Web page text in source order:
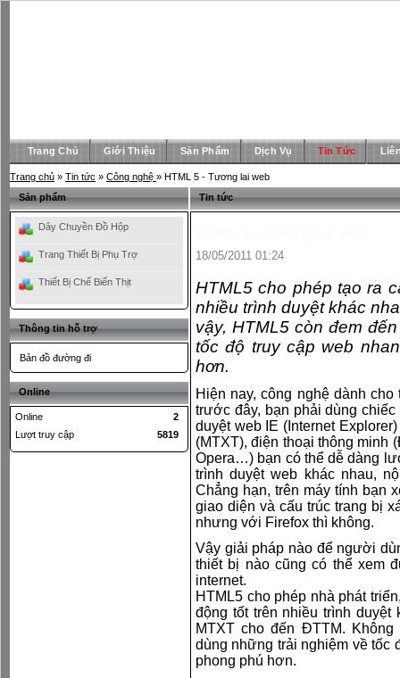
Trang Chủ Giới Thiệu Sản Phẩm Dịch Vụ Tin Tức
Trang chủ » Tin tức » Công nghệ » HTML 5 - Tương lai web
Tin tức
18/05/2011 01:24
HTML5 cho phép tạo ra
nhiều trình duyệt khác
vậy, HTML5 còn đem
tốc độ truy cập web
hơn.
Hiện nay, công nghệ dành
trước đây, bạn phải dùng
duyệt web IE (Internet
(MTXT), điện thoại thông minh
Opera…) bạn có thể dễ dàng
trình duyệt web khác nhau,
Chẳng hạn, trên máy tính bạn
giao diện và cấu trúc trang bị
nhưng với Firefox thì không.
Vậy giải pháp nào để người
thiết bị nào cũng có thể xem
internet.
HTML5 cho phép nhà phát
động tốt trên nhiều trình
MTXT cho đến ĐTTM.
dùng những trải nghiệm về tốc
phong phú hơn.
Sản phẩm
Dây Chuyền Đồ Hộp
Trang Thiết Bị Phụ Trợ
Thiết Bị Chế Biến Thịt
Thông tin hỗ trợ
Bản đồ đường đi
Online
Online
2
Lượt truy cập
5819